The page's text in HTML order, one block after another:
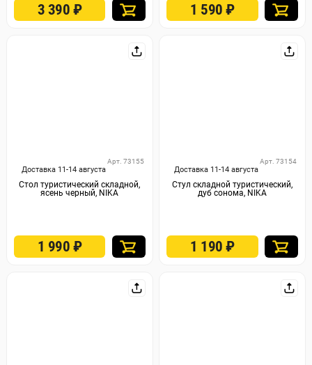
3 390 ₽ 1 590₽
Доставка 11-14 августа
Арт. 73155
Стол туристический складной,
ясень черный, NIKA
1 990 ₽
Доставка 11-14 августа
Арт. 73154
Стул складной туристический,
дуб сонома, NIKA
1 190₽